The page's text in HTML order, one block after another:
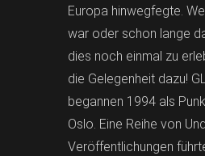
Europa hinwegfegte.
war oder schon lange
dies noch einmal zu
die Gelegenheit dazu!
begannen 1994 als
Oslo. Eine Reihe von
Veröffentlichungen